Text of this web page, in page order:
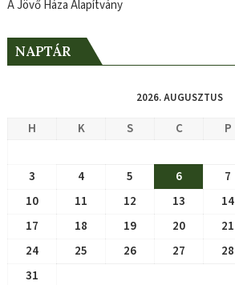
A Jövő Háza Alapítvány
NAPTÁR
2026. AUGUSZTUS
H K S C P
3
4 5 6 7
10
11 12 13 14
17
18 19 20 21
24
25 26 27 28
31